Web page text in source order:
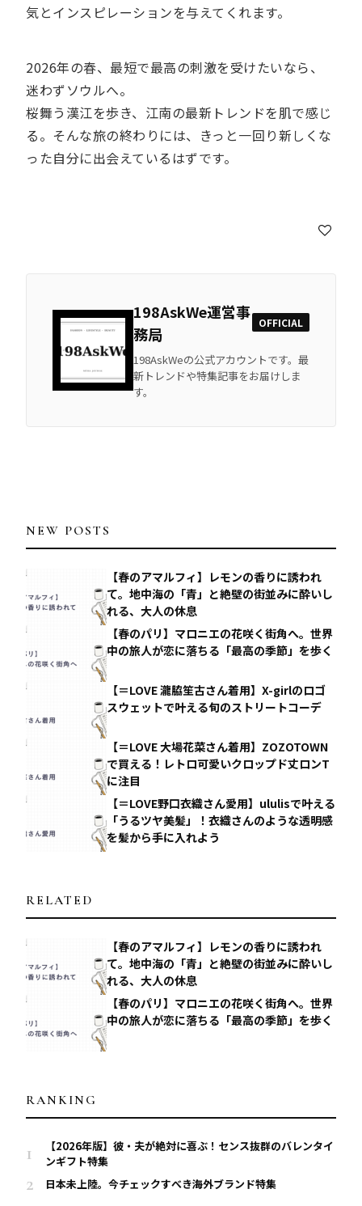
気とインスピレーションを与えてくれます。
2026年の春、最短で最高の刺激を受けたいなら、
迷わずソウルへ。
桜舞う漢江を歩き、江南の最新トレンドを肌で感じ
る。そんな旅の終わりには、きっと一回り新しくな
った自分に出会えているはずです。
198AskWe運営事
務局
OFFICIAL
198AskWeの公式アカウントです。最
新トレンドや特集記事をお届けしま
す。
NEW POSTS
【春のアマルフィ】レモンの香りに誘われ
て。地中海の「青」と絶壁の街並みに酔いし
れる、大人の休息
【春のパリ】マロニエの花咲く街角へ。世界
中の旅人が恋に落ちる「最高の季節」を歩く
【＝LOVE 瀧脇笙古さん着用】X-girlのロゴ
スウェットで叶える旬のストリートコーデ
【＝LOVE 大場花菜さん着用】ZOZOTOWN
で買える！レトロ可愛いクロップド丈ロンT
に注目
【＝LOVE野口衣織さん愛用】ululisで叶える
「うるツヤ美髪」！衣織さんのような透明感
を髪から手に入れよう
RELATED
【春のアマルフィ】レモンの香りに誘われ
て。地中海の「青」と絶壁の街並みに酔いし
れる、大人の休息
【春のパリ】マロニエの花咲く街角へ。世界
中の旅人が恋に落ちる「最高の季節」を歩く
RANKING
【2026年版】彼・夫が絶対に喜ぶ！センス抜群のバレンタイ
ンギフト特集
日本未上陸。今チェックすべき海外ブランド特集